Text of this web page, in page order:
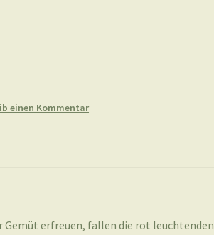
einen Kommentar
Gemüt erfreuen, fallen die rot leuchtenden